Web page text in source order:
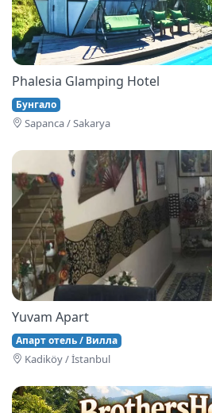
Phalesia Glamping Hotel
Бунгало
Sapanca / Sakarya
Yuvam Apart
Апарт отель / Вилла
Kadiköy / İstanbul